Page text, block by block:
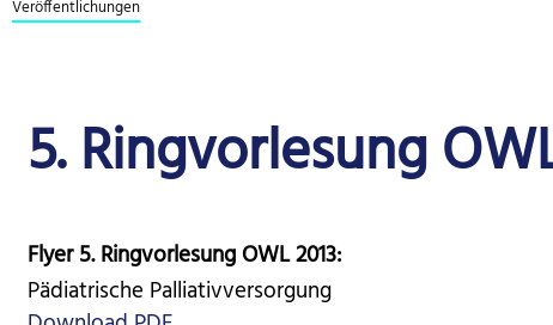
Veröffentlich­ungen
5. Ringvorlesung
Flyer 5. Ringvorlesung OWL 2013:
Pädiatrische Palliativversorgung